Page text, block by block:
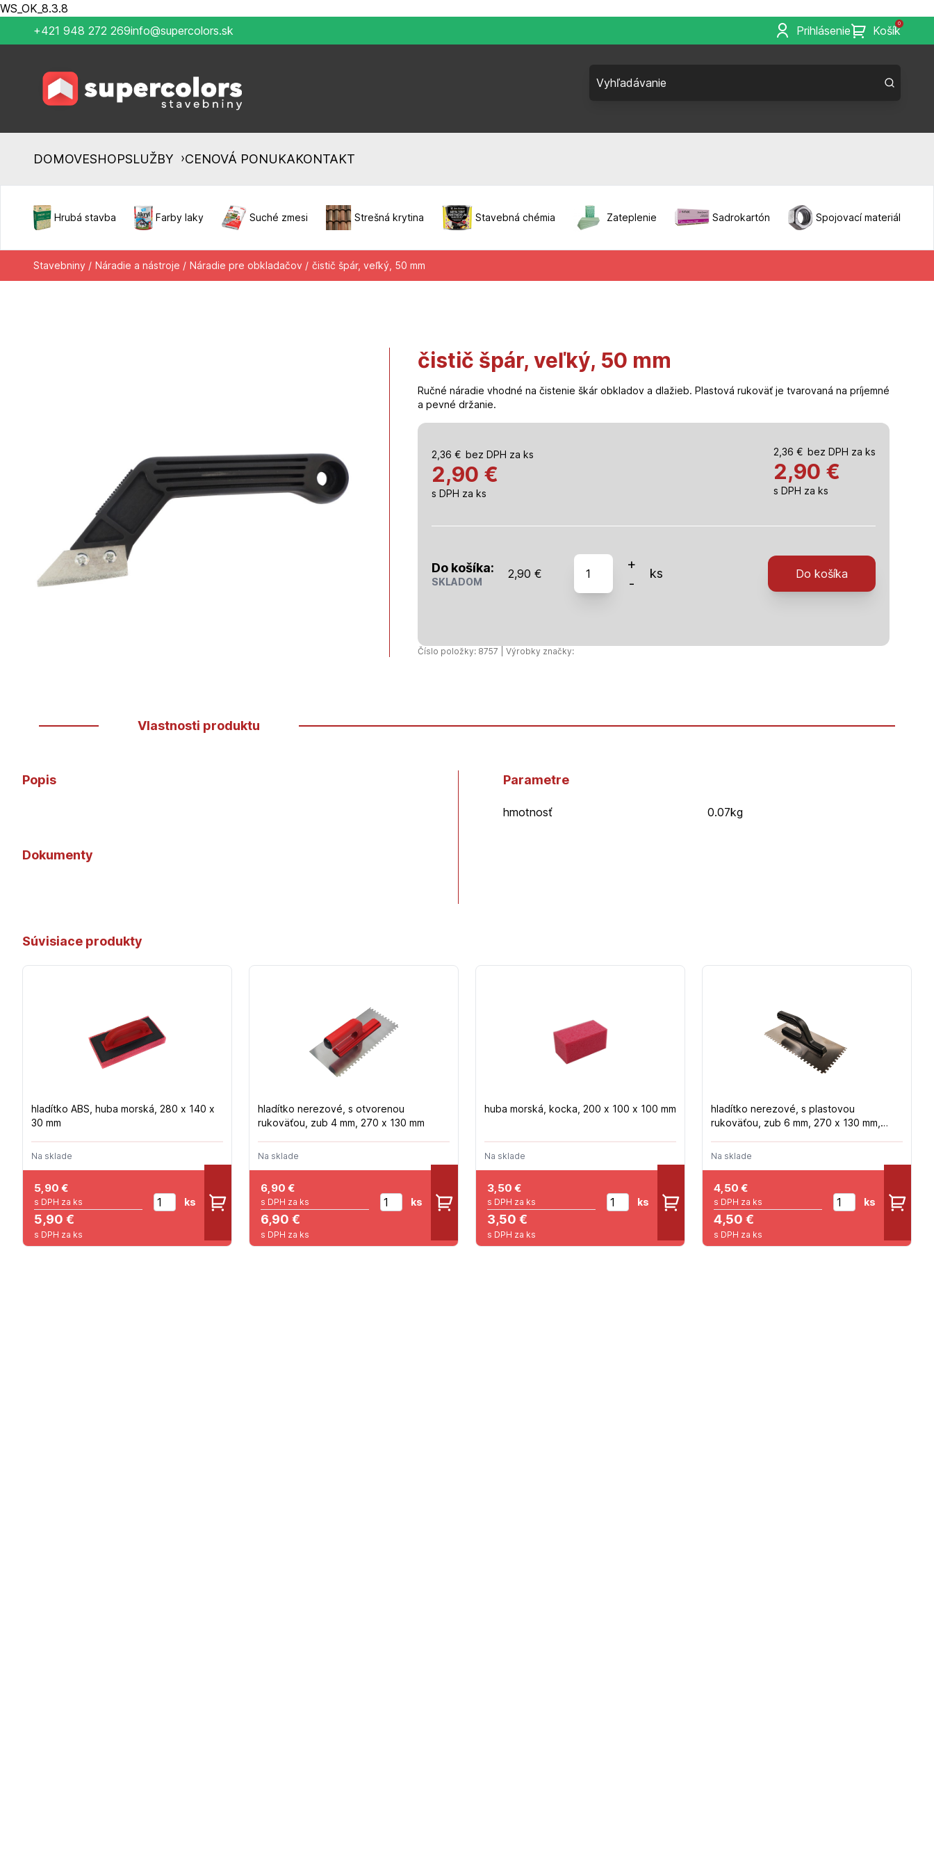
WS_OK_8.3.8
+421 948 272 269info@supercolors.sk Prihlásenie
0
Košík
DOMOVESHOPSLUŽBY ›CENOVÁ PONUKAKONTAKT
Hrubá stavba Farby laky Suché zmesi Strešná krytina Stavebná chémia Zateplenie Sadrokartón Spojovací materiál
Stavebniny / Náradie a nástroje / Náradie pre obkladačov / čistič špár, veľký, 50 mm
čistič špár, veľký, 50 mm
Ručné náradie vhodné na čistenie škár obkladov a dlažieb. Plastová rukoväť je tvarovaná na príjemné
a pevné držanie.
2,36 € bez DPH za ks
2,90 €
s DPH za ks
2,36 € bez DPH za ks
2,90 €
s DPH za ks
Do košíka:
SKLADOM
2,90 €
množstvo
čistič
špár,
mm
+
-
ks Do košíka
Číslo položky: 8757 | Výrobky značky:
Vlastnosti produktu
Popis
Dokumenty
Parametre
hmotnosť 0.07kg
Súvisiace produkty
hladítko ABS, huba morská, 280 x 140 x
30 mm
Na sklade
5,90 €
s DPH za ks
5,90 €
s DPH za ks
ks
hladítko nerezové, s otvorenou
rukoväťou, zub 4 mm, 270 x 130 mm
Na sklade
6,90 €
s DPH za ks
6,90 €
s DPH za ks
ks
huba morská, kocka, 200 x 100 x 100 mm
Na sklade
3,50 €
s DPH za ks
3,50 €
s DPH za ks
ks
hladítko nerezové, s plastovou
rukoväťou, zub 6 mm, 270 x 130 mm,
Na sklade
4,50 €
s DPH za ks
4,50 €
s DPH za ks
ks